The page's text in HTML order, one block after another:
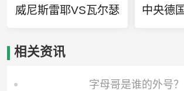
威尼斯雷耶VS瓦尔瑟
相关资讯
字母哥是谁的外号？